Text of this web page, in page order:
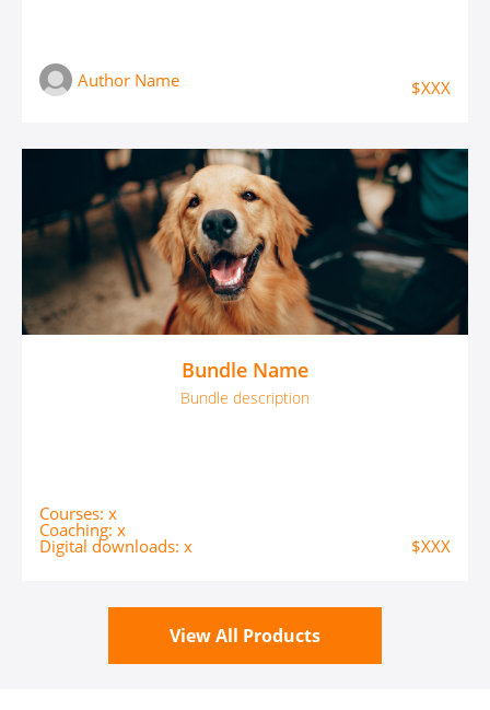
Author Name $XXX
Bundle Name
Bundle description
Courses: x
Coaching: x
Digital downloads: x $XXX
View All Products